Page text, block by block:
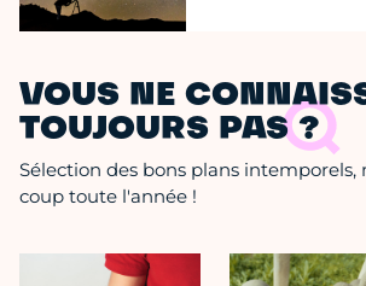
VOUS NE
TOUJOURS PAS ?
Sélection des bons plans intemporels,
coup toute l'année !